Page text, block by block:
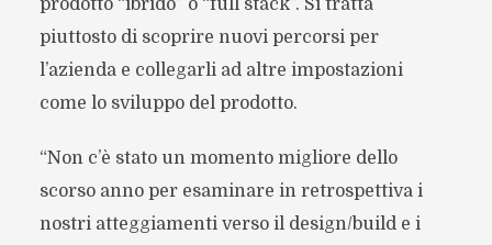
prodotto “ibrido” o “full stack”. Si tratta
piuttosto di scoprire nuovi percorsi per
l’azienda e collegarli ad altre impostazioni
come lo sviluppo del prodotto.
“Non c’è stato un momento migliore dello
scorso anno per esaminare in retrospettiva i
nostri atteggiamenti verso il design/build e i